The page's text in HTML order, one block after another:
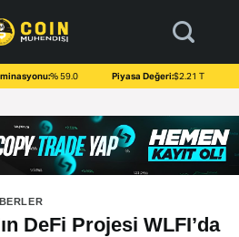
% 59.0 Piyasa Değeri:$2.21 T
DeFi Projesi WLFI’da